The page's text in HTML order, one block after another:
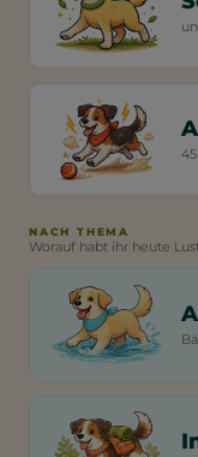
NACH THEMA
Worauf habt ihr heute